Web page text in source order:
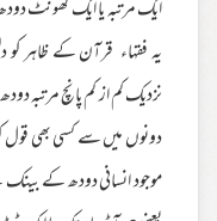
ایک مرتبہ یا ایک گھونٹ
یہ فقہاء قرآن کے ظاہر کو
نزدیک کم از کم پانچ
دونوں میں سے کسی بھی قول
موجود انسانی دودھ کے